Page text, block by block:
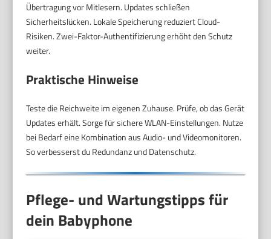
Übertragung vor Mitlesern. Updates schließen
Sicherheitslücken. Lokale Speicherung reduziert Cloud-
Risiken. Zwei-Faktor-Authentifizierung erhöht den Schutz
weiter.
Praktische Hinweise
Teste die Reichweite im eigenen Zuhause. Prüfe, ob das Gerät
Updates erhält. Sorge für sichere WLAN-Einstellungen. Nutze
bei Bedarf eine Kombination aus Audio- und Videomonitoren.
So verbesserst du Redundanz und Datenschutz.
Pflege- und Wartungstipps für
dein Babyphone